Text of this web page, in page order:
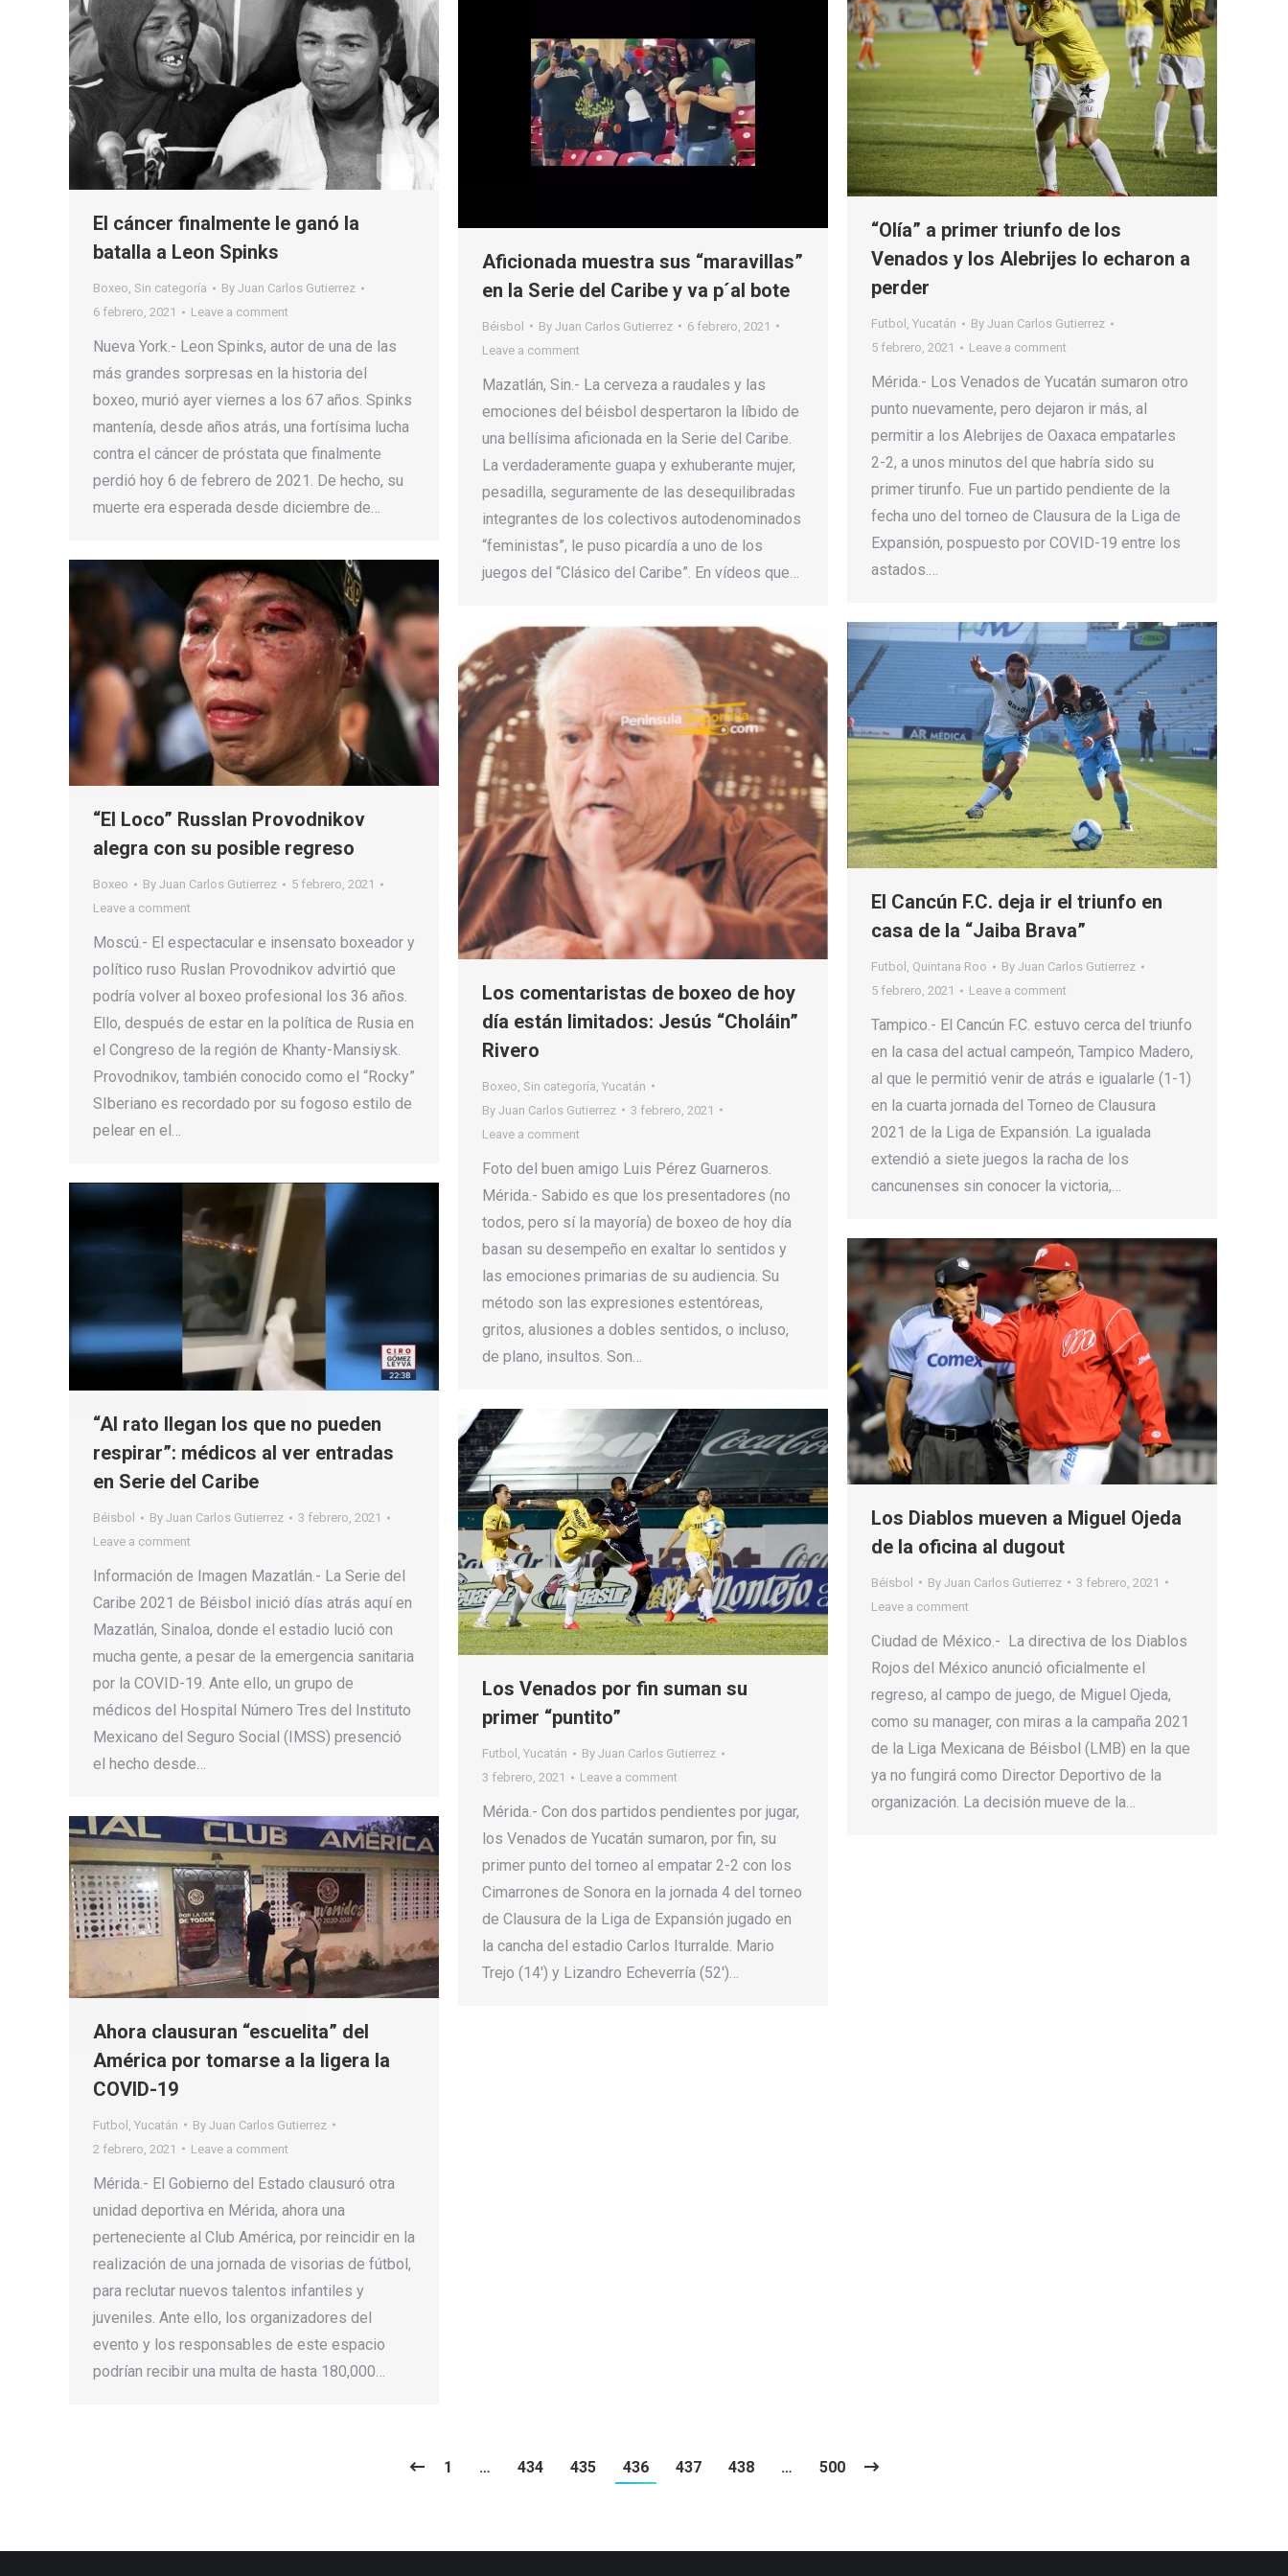
El cáncer finalmente le ganó la
batalla a Leon Spinks
Boxeo, Sin categoría By Juan Carlos Gutierrez
6 febrero, 2021
Leave a comment
Nueva York.- Leon Spinks, autor de una de las
más grandes sorpresas en la historia del
boxeo, murió ayer viernes a los 67 años. Spinks
mantenía, desde años atrás, una fortísima lucha
contra el cáncer de próstata que finalmente
perdió hoy 6 de febrero de 2021. De hecho, su
muerte era esperada desde diciembre de…
Aficionada muestra sus “maravillas”
en la Serie del Caribe y va p´al bote
Béisbol By Juan Carlos Gutierrez
6 febrero, 2021
Leave a comment
Mazatlán, Sin.- La cerveza a raudales y las
emociones del béisbol despertaron la líbido de
una bellísima aficionada en la Serie del Caribe.
La verdaderamente guapa y exhuberante mujer,
pesadilla, seguramente de las desequilibradas
integrantes de los colectivos autodenominados
“feministas”, le puso picardía a uno de los
juegos del “Clásico del Caribe”. En vídeos que…
“Olía” a primer triunfo de los
Venados y los Alebrijes lo echaron a
perder
Futbol , Yucatán By Juan Carlos Gutierrez
5 febrero, 2021
Leave a comment
Mérida.- Los Venados de Yucatán sumaron otro
punto nuevamente, pero dejaron ir más, al
permitir a los Alebrijes de Oaxaca empatarles
2-2, a unos minutos del que habría sido su
primer tirunfo. Fue un partido pendiente de la
fecha uno del torneo de Clausura de la Liga de
Expansión, pospuesto por COVID-19 entre los
astados.…
“El Loco” Russlan Provodnikov
alegra con su posible regreso
Boxeo By Juan Carlos Gutierrez
5 febrero, 2021
Leave a comment
Moscú.- El espectacular e insensato boxeador y
político ruso Ruslan Provodnikov advirtió que
podría volver al boxeo profesional los 36 años.
Ello, después de estar en la política de Rusia en
el Congreso de la región de Khanty-Mansiysk.
Provodnikov, también conocido como el “Rocky”
SIberiano es recordado por su fogoso estilo de
pelear en el…
El Cancún F.C. deja ir el triunfo en
casa de la “Jaiba Brava”
Futbol , Quintana Roo By Juan Carlos Gutierrez
5 febrero, 2021
Leave a comment
Tampico.- El Cancún F.C. estuvo cerca del triunfo
en la casa del actual campeón, Tampico Madero,
al que le permitió venir de atrás e igualarle (1-1)
en la cuarta jornada del Torneo de Clausura
2021 de la Liga de Expansión. La igualada
extendió a siete juegos la racha de los
cancunenses sin conocer la victoria,…
Los comentaristas de boxeo de hoy
día están limitados: Jesús “Choláin”
Rivero
Boxeo Sin categoría Yucatán
By Juan Carlos Gutierrez
3 febrero, 2021
Leave a comment
Foto del buen amigo Luis Pérez Guarneros.
Mérida.- Sabido es que los presentadores (no
todos, pero sí la mayoría) de boxeo de hoy día
basan su desempeño en exaltar lo sentidos y
las emociones primarias de su audiencia. Su
método son las expresiones estentóreas,
gritos, alusiones a dobles sentidos, o incluso,
de plano, insultos. Son…
“Al rato llegan los que no pueden
respirar”: médicos al ver entradas
en Serie del Caribe
Béisbol By Juan Carlos Gutierrez
3 febrero, 2021
Leave a comment
Información de Imagen Mazatlán.- La Serie del
Caribe 2021 de Béisbol inició días atrás aquí en
Mazatlán, Sinaloa, donde el estadio lució con
mucha gente, a pesar de la emergencia sanitaria
por la COVID-19. Ante ello, un grupo de
médicos del Hospital Número Tres del Instituto
Mexicano del Seguro Social (IMSS) presenció
el hecho desde…
Los Diablos mueven a Miguel Ojeda
de la oficina al dugout
Béisbol By Juan Carlos Gutierrez
3 febrero, 2021
Leave a comment
Ciudad de México.- La directiva de los Diablos
Rojos del México anunció oficialmente el
regreso, al campo de juego, de Miguel Ojeda,
como su manager, con miras a la campaña 2021
de la Liga Mexicana de Béisbol (LMB) en la que
ya no fungirá como Director Deportivo de la
organización. La decisión mueve de la…
Los Venados por fin suman su
primer “puntito”
Futbol , Yucatán By Juan Carlos Gutierrez
3 febrero, 2021
Leave a comment
Mérida.- Con dos partidos pendientes por jugar,
los Venados de Yucatán sumaron, por fin, su
primer punto del torneo al empatar 2-2 con los
Cimarrones de Sonora en la jornada 4 del torneo
de Clausura de la Liga de Expansión jugado en
la cancha del estadio Carlos Iturralde. Mario
Trejo (14′) y Lizandro Echeverría (52′)…
Ahora clausuran “escuelita” del
América por tomarse a la ligera la
COVID-19
Futbol Yucatán By Juan Carlos Gutierrez
2 febrero, 2021
Leave a comment
Mérida.- El Gobierno del Estado clausuró otra
unidad deportiva en Mérida, ahora una
perteneciente al Club América, por reincidir en la
realización de una jornada de visorias de fútbol,
para reclutar nuevos talentos infantiles y
juveniles. Ante ello, los organizadores del
evento y los responsables de este espacio
podrían recibir una multa de hasta 180,000…
1 … 434 435 436 437 438 … 500